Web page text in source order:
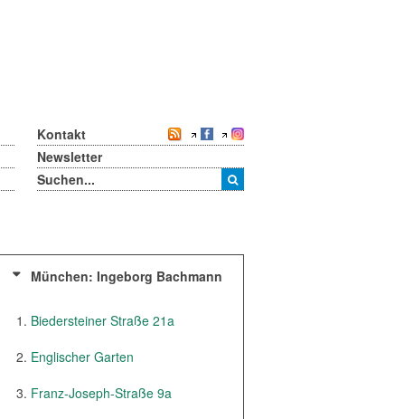
Kontakt
Newsletter
München: Ingeborg Bachmann
Biedersteiner Straße 21a
Englischer Garten
Franz-Joseph-Straße 9a